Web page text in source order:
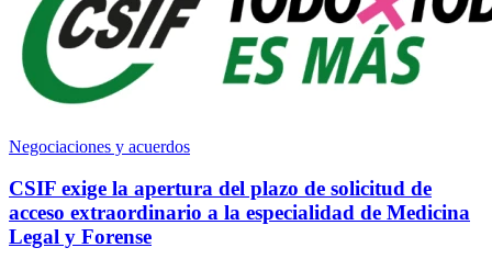
Negociaciones y acuerdos
CSIF exige la apertura del plazo de solicitud de
acceso extraordinario a la especialidad de Medicina
Legal y Forense